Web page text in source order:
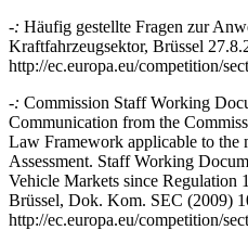
-: Häufig gestellte Fragen zur
Kraftfahrzeugsektor, Brüssel
http://ec.europa.eu/competition/
-: Commission Staff Working
Communication from the
Law Framework applicable to the
Assessment. Staff Working
Vehicle Markets since Regulation
Brüssel, Dok. Kom. SEC (2009)
http://ec.europa.eu/competition/